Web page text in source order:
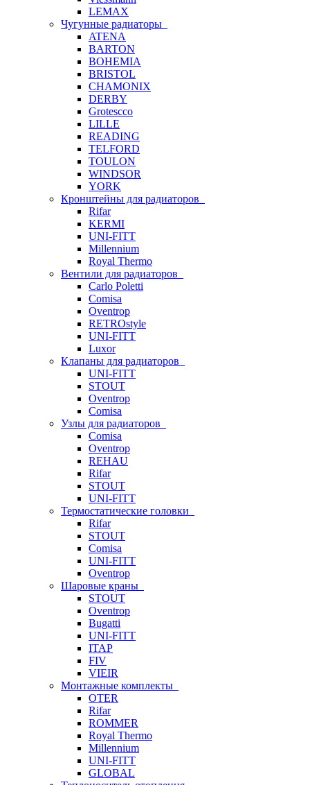
LEMAX
Чугунные радиаторы
ATENA
BARTON
BOHEMIA
BRISTOL
CHAMONIX
DERBY
Grotescco
LILLE
READING
TELFORD
TOULON
WINDSOR
YORK
Кронштейны для радиаторов
Rifar
KERMI
UNI-FITT
Millennium
Royal Thermo
Вентили для радиаторов
Carlo Poletti
Comisa
Oventrop
RETROstyle
UNI-FITT
Luxor
Клапаны для радиаторов
UNI-FITT
STOUT
Oventrop
Comisa
Узлы для радиаторов
Comisa
Oventrop
REHAU
Rifar
STOUT
UNI-FITT
Термостатические головки
Rifar
STOUT
Comisa
UNI-FITT
Oventrop
Шаровые краны
STOUT
Oventrop
Bugatti
UNI-FITT
ITAP
FIV
VIEIR
Монтажные комплекты
OTER
Rifar
ROMMER
Royal Thermo
Millennium
UNI-FITT
GLOBAL